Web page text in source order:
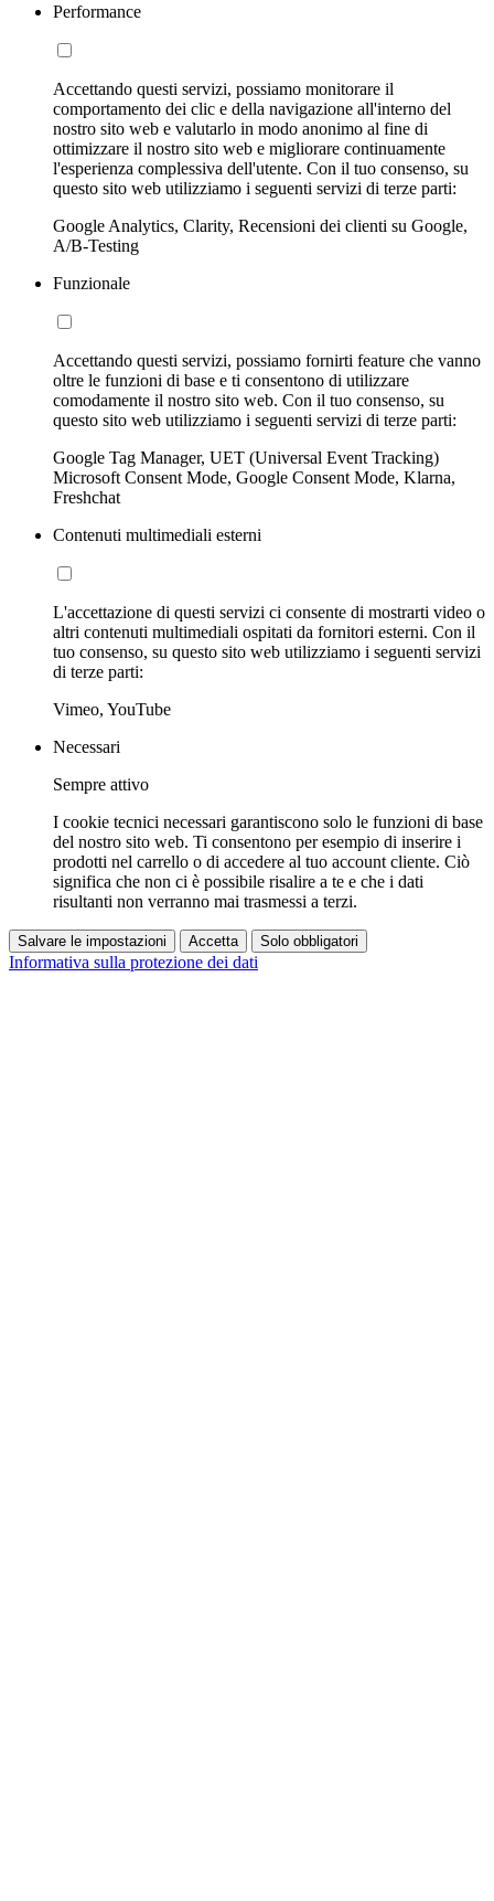
Performance
Accettando questi servizi, possiamo monitorare il
comportamento dei clic e della navigazione all'interno del
nostro sito web e valutarlo in modo anonimo al fine di
ottimizzare il nostro sito web e migliorare continuamente
l'esperienza complessiva dell'utente. Con il tuo consenso, su
questo sito web utilizziamo i seguenti servizi di terze parti:
Google Analytics, Clarity, Recensioni dei clienti su Google,
A/B-Testing
Funzionale
Accettando questi servizi, possiamo fornirti feature che vanno
oltre le funzioni di base e ti consentono di utilizzare
comodamente il nostro sito web. Con il tuo consenso, su
questo sito web utilizziamo i seguenti servizi di terze parti:
Google Tag Manager, UET (Universal Event Tracking)
Microsoft Consent Mode, Google Consent Mode, Klarna,
Freshchat
Contenuti multimediali esterni
L'accettazione di questi servizi ci consente di mostrarti video o
altri contenuti multimediali ospitati da fornitori esterni. Con il
tuo consenso, su questo sito web utilizziamo i seguenti servizi
di terze parti:
Vimeo, YouTube
Necessari
Sempre attivo
I cookie tecnici necessari garantiscono solo le funzioni di base
del nostro sito web. Ti consentono per esempio di inserire i
prodotti nel carrello o di accedere al tuo account cliente. Ciò
significa che non ci è possibile risalire a te e che i dati
risultanti non verranno mai trasmessi a terzi.
Salvare le impostazioni Accetta Solo obbligatori
Informativa sulla protezione dei dati